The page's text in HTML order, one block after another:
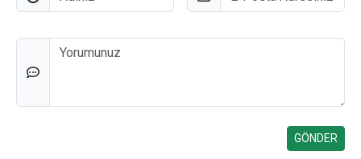
Düşünceleriniz